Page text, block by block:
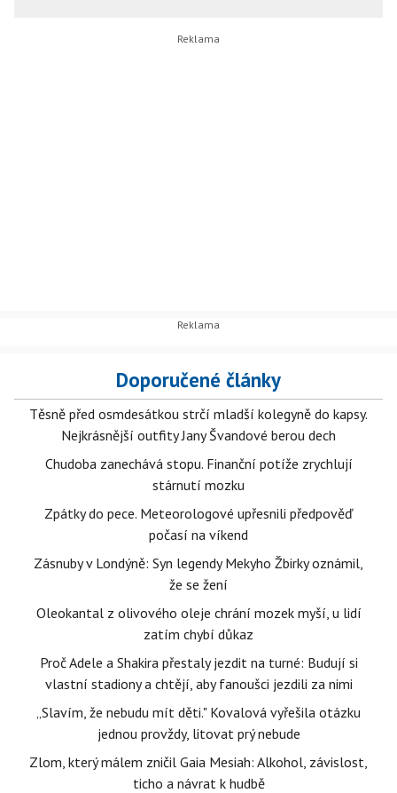
Doporučené články
Těsně před osmdesátkou strčí mladší kolegyně do kapsy.
Nejkrásnější outfity Jany Švandové berou dech
Chudoba zanechává stopu. Finanční potíže zrychlují
stárnutí mozku
Zpátky do pece. Meteorologové upřesnili předpověď
počasí na víkend
Zásnuby v Londýně: Syn legendy Mekyho Žbirky oznámil,
že se žení
Oleokantal z olivového oleje chrání mozek myší, u lidí
zatím chybí důkaz
Proč Adele a Shakira přestaly jezdit na turné: Budují si
vlastní stadiony a chtějí, aby fanoušci jezdili za nimi
„Slavím, že nebudu mít děti." Kovalová vyřešila otázku
jednou provždy, litovat prý nebude
Zlom, který málem zničil Gaia Mesiah: Alkohol, závislost,
ticho a návrat k hudbě